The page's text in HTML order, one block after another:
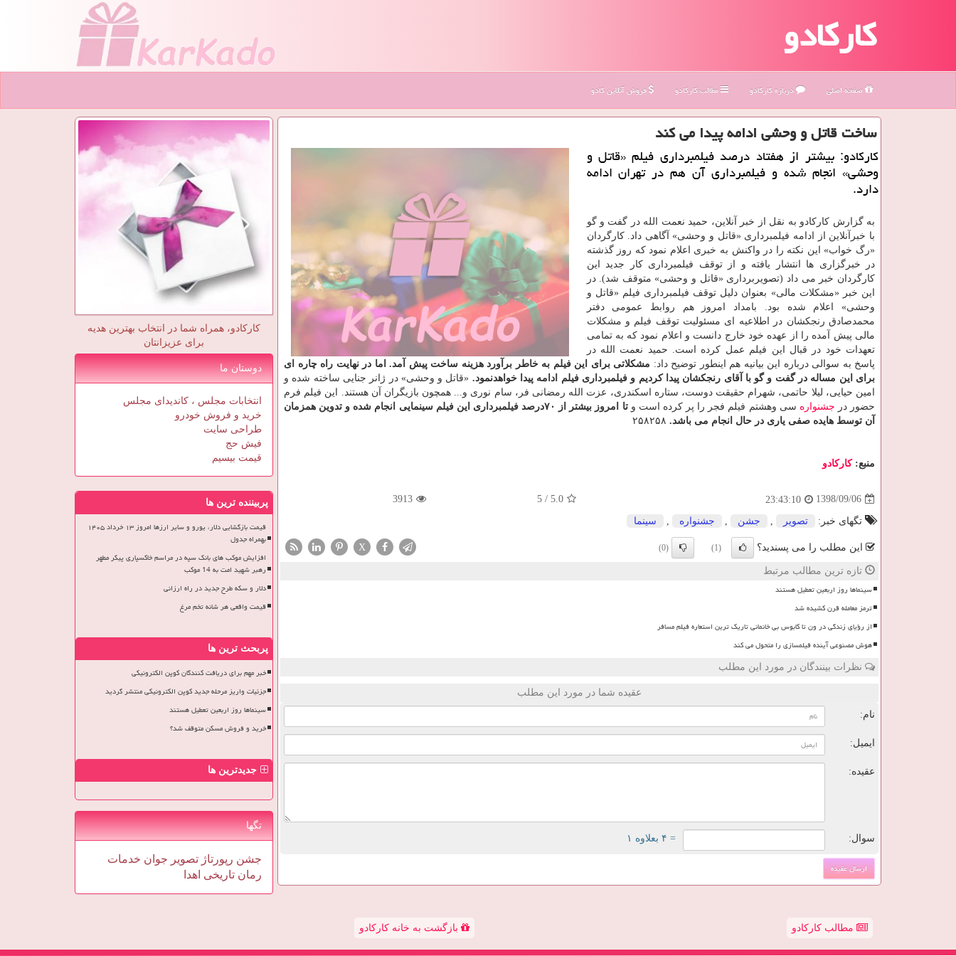
کارکادو
صفحه اصلی درباره كاركادو مطالب كاركادو فروش آنلاین کادو
ساخت قاتل و وحشی ادامه پیدا می كند
كاركادو: بیشتر از هفتاد درصد فیلمبرداری فیلم «قاتل و
وحشی» انجام شده و فیلمبرداری آن هم در تهران ادامه
دارد.
به گزارش كاركادو به نقل از خبر آنلاین، حمید نعمت الله در گفت و گو
با خبرآنلاین از ادامه فیلمبرداری «قاتل و وحشی» آگاهی داد. كارگردان
«رگ خواب» این نكته را در واكنش به خبری اعلام نمود كه روز گذشته
در خبرگزاری ها انتشار یافته و از توقف فیلمبرداری كار جدید این
كارگردان خبر می داد (تصویربرداری «قاتل و وحشی» متوقف شد). در
این خبر «مشكلات مالی» بعنوان دلیل توقف فیلمبرداری فیلم «قاتل و
وحشی» اعلام شده بود. بامداد امروز هم روابط عمومی دفتر
محمدصادق رنجكشان در اطلاعیه ای مسئولیت توقف فیلم و مشكلات
مالی پیش آمده را از عهده خود خارج دانست و اعلام نمود كه به تمامی
تعهدات خود در قبال این فیلم عمل كرده است. حمید نعمت الله در
پاسخ به سوالی درباره این بیانیه هم اینطور توضیح داد: مشكلاتی برای این فیلم به خاطر برآورد هزینه ساخت پیش آمد. اما در نهایت راه چاره ای
برای این مساله در گفت و گو با آقای رنجكشان پیدا كردیم و فیلمبرداری فیلم ادامه پیدا خواهدنمود. «قاتل و وحشی» در ژانر جنایی ساخته شده و
امین حیایی، لیلا حاتمی، شهرام حقیقت دوست، ستاره اسكندری، عزت الله رمضانی فر، سام نوری و... همچون بازیگران آن هستند. این فیلم فرم
حضور در جشنواره سی وهشتم فیلم فجر را پر كرده است و
تا امروز بیشتر از ۷۰درصد فیلمبرداری این فیلم سینمایی انجام شده و تدوین همزمان
آن توسط هایده صفی یاری در حال انجام می باشد.
منبع:كاركادو
1398/09/06
23:43:10
5.0
/
5
3913
تگهای خبر: تصویر جشن جشنواره سینما
این مطلب را می پسندید؟ (1)
(0)
X
تازه ترین مطالب مرتبط
سینماها روز اربعین تعطیل هستند
ترمز معامله قرن کشیده شد
از رؤیای زندگی در ون تا کابوس بی خانمانی تاریک ترین استعاره فیلم مسافر
هوش مصنوعی آینده فیلمسازی را متحول می کند
نظرات بینندگان در مورد این مطلب
عقیده شما در مورد این مطلب
نام:
ایمیل:
عقیده:
سوال: = ۴ بعلاوه ۱
کارکادو، همراه شما در انتخاب بهترین هدیه
برای عزیزانتان
دوستان ما
انتخابات مجلس ، کاندیدای مجلس
خرید و فروش خودرو
طراحی سایت
فیش حج
قیمت بیسیم
پربیننده ترین ها
قیمت بازگشایی دلار، یورو و سایر ارزها امروز ۱۳ خرداد ۱۴۰۵
بهمراه جدول
افزایش موکب های بانک سپه در مراسم خاکسپاری پیکر مطهر
رهبر شهید امت به 14 موکب
دلار و سکه طرح جدید در راه ارزانی
قیمت واقعی هر شانه تخم مرغ
پربحث ترین ها
خبر مهم برای دریافت کنندگان کوپن الکترونیکی
جزئیات واریز مرحله جدید کوپن الکترونیکی منتشر گردید
سینماها روز اربعین تعطیل هستند
خرید و فروش مسکن متوقف شد؟
جدیدترین ها
تگها
جشن رپورتاژ تصویر جوان خدمات
رمان تاریخی اهدا
مطالب کارکادو بازگشت به خانه کارکادو